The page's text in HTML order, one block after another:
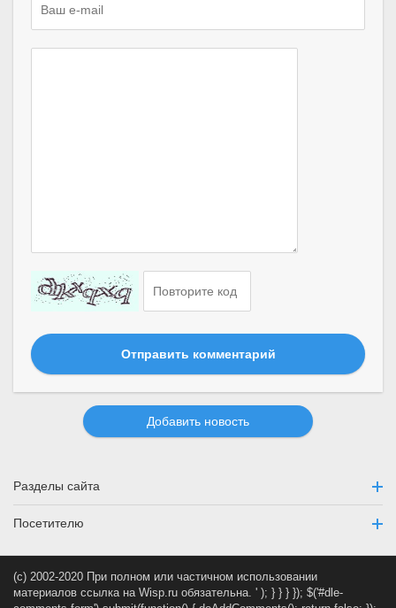
Отправить комментарий
Добавить новость
Разделы сайта
Посетителю
(c) 2002-2020 При полном или частичном использовании
материалов ссылка на Wisp.ru обязательна. ' ); } } } }); $('#dle-